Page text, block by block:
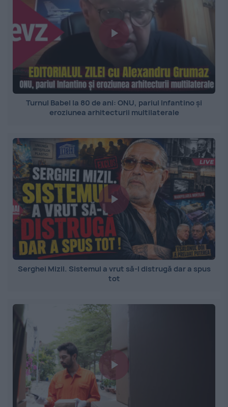
Turnul Babel la 80 de ani: ONU, pariul Infantino și
eroziunea arhitecturii multilaterale
Serghei Mizil. Sistemul a vrut să-l distrugă dar a spus
tot